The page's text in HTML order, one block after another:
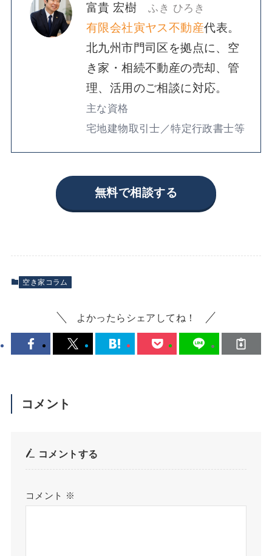
富貴 宏樹ふき ひろき
有限会社寅ヤス不動産代表。
北九州市門司区を拠点に、空
き家・相続不動産の売却、管
理、活用のご相談に対応。
主な資格
宅地建物取引士／特定行政書士等
無料で相談する
空き家コラム
よかったらシェアしてね！
コメント
コメントする
コメント ※